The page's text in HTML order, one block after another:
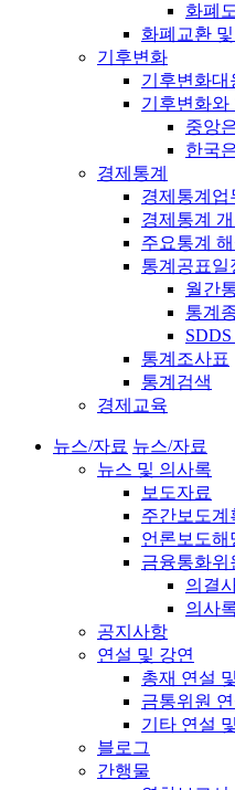
화폐
화폐교환
기후변화
기후변화대
기후변화와
중앙
한국
경제통계
경제통계업
경제통계
주요통계
통계공표일
월간
통계
통계조사표
통계검색
경제교육
뉴스/자료 뉴스/자료
뉴스 및 의사록
보도자료
주간보도계
언론보도해
금융통화위
의결
의사
공지사항
연설 및 강연
총재 연설
금통위원
기타 연설
블로그
간행물